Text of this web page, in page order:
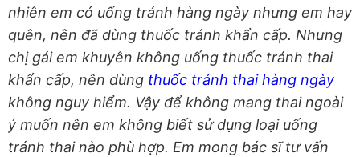
nhiên em có uống tránh hàng ngày nhưng em hay
quên, nên đã dùng thuốc tránh khẩn cấp. Nhưng
chị gái em khuyên không uống thuốc tránh thai
khẩn cấp, nên dùng thuốc tránh thai hàng ngày
không nguy hiểm. Vậy để không mang thai ngoài
ý muốn nên em không biết sử dụng loại uống
tránh thai nào phù hợp. Em mong bác sĩ tư vấn